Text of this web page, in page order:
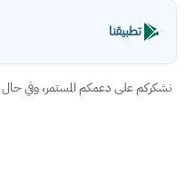
تطبيقنا
نشكركم على دعمكم المستمر، وفي حال